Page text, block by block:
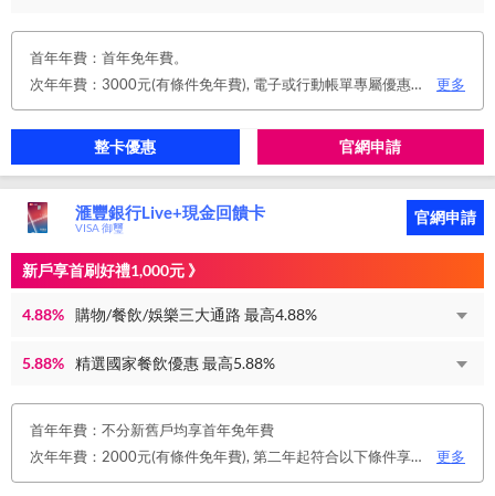
首年年費：首年免年費。
次年年費：3000元(有條件免年費), 電子或行動帳單專屬優惠： 申請信用卡電子或行動對帳單且取消實體帳單，於電子/行動帳單申請期間，正、附卡皆享免年費之優惠。 年度消費減免辦法： 第2年起，以收取年費當年前12個月累計消費滿NT$150,000或不限金額消費12次，即免收次年年費。 年費：正卡NT$3,000、附卡NT$1,500，附卡6張(含)以內免年費。
更多
整卡優惠 官網申請
滙豐銀行Live+現金回饋卡
VISA 御璽
官網申請
新戶享首刷好禮1,000元 》
4.88% 購物/餐飲/娛樂三大通路 最高4.88%
5.88% 精選國家餐飲優惠 最高5.88%
首年年費：不分新舊戶均享首年免年費
次年年費：2000元(有條件免年費), 第二年起符合以下條件享年費優惠辦法 • 使用非紙本帳單(電子帳單或行動帳單)終身免年費 • 前一年消費滿 8 萬或 12 次享次年免年費
更多